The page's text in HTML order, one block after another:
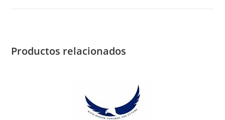
Productos relacionados